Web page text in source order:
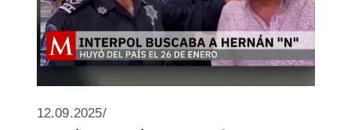
12.09.2025/